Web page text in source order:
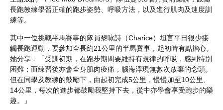
長跑教練學習正確的跑步姿勢、呼吸方法，以及進行肌肉及速度訓
練等。
其中一位挑戰半馬賽事的隊員黎咏詩（Charice）坦言平日很少接
觸長跑運動，要參加全長約21公里的半馬賽事，起初時有點擔心。
她分享﹕「受訓初期，在跑步期間要維持有規律的呼吸，感到特別
困難；而練習後亦會全身肌肉痠痛，腦海浮現無數次放棄的念頭。
但在同學及教練的鼓勵下，由起初完成5公里，慢慢加至10公里、
14公里，每次的進步都鼓勵我堅持下去，從中亦學會享受跑步的樂
趣。」